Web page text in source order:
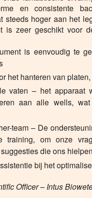
en consistente
steeds hoger aan het
is zeer geschikt voor
is eenvoudig te
het hanteren van
vaten – het apparaat
aan alle wells,
team – De
om onze
die ons
bij het
Officer – Intus